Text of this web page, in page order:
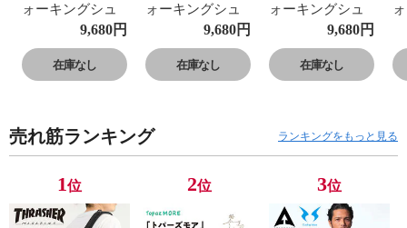
ォーキングシュ
ーズ 幅広 反射材
アサヒフットケ
ア 黒 ブラック
グレー 白 ホワイ
9,680円
在庫なし
ォーキングシュ
ーズ 幅広 反射材
アサヒフットケ
ア 黒 ブラック
グレー 白 ホワイ
9,680円
在庫なし
ォーキングシュ
ーズ 幅広 反射材
アサヒフットケ
ア 黒 ブラック
グレー 白 ホワイ
9,680円
在庫なし
売れ筋ランキング ランキングをもっと見る
1位 2位 3位